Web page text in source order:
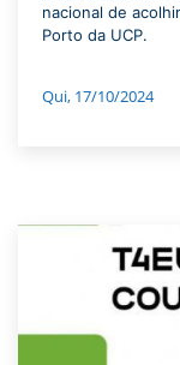
nacional de
Porto da UCP.
Qui, 17/10/2024